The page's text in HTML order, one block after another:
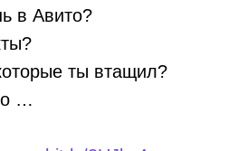
в Авито?
ты втащил?
…